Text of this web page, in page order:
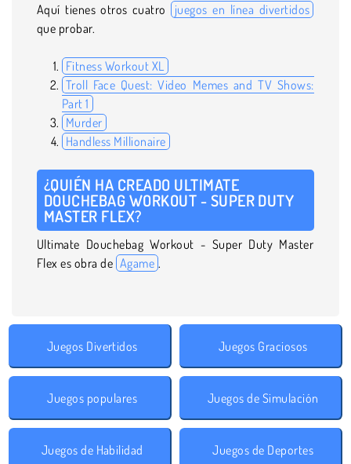
Aquí tienes otros cuatro
juegos en línea divertidos
que probar.
Fitness Workout XL
Troll Face Quest: Video Memes and TV Shows:
Part 1
Murder
Handless Millionaire
¿QUIÉN HA CREADO ULTIMATE
DOUCHEBAG WORKOUT - SUPER DUTY
MASTER FLEX?
Ultimate Douchebag Workout - Super Duty Master
Flex es obra de Agame .
Juegos Divertidos Juegos Graciosos
Juegos populares Juegos de Simulación
Juegos de Habilidad Juegos de Deportes